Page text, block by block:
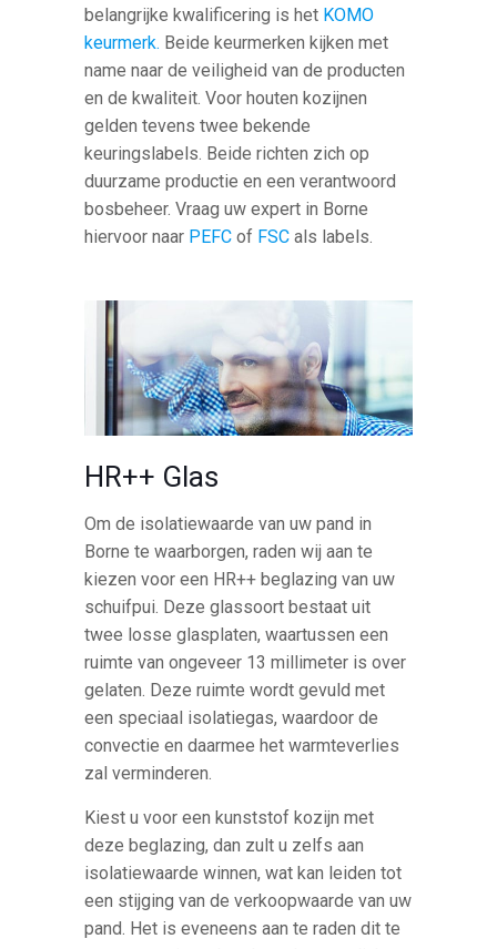
belangrijke kwalificering is het KOMO
keurmerk. Beide keurmerken kijken met
name naar de veiligheid van de producten
en de kwaliteit. Voor houten kozijnen
gelden tevens twee bekende
keuringslabels. Beide richten zich op
duurzame productie en een verantwoord
bosbeheer. Vraag uw expert in Borne
hiervoor naar PEFC of FSC als labels.
HR++ Glas
Om de isolatiewaarde van uw pand in
Borne te waarborgen, raden wij aan te
kiezen voor een HR++ beglazing van uw
schuifpui. Deze glassoort bestaat uit
twee losse glasplaten, waartussen een
ruimte van ongeveer 13 millimeter is over
gelaten. Deze ruimte wordt gevuld met
een speciaal isolatiegas, waardoor de
convectie en daarmee het warmteverlies
zal verminderen.
Kiest u voor een kunststof kozijn met
deze beglazing, dan zult u zelfs aan
isolatiewaarde winnen, wat kan leiden tot
een stijging van de verkoopwaarde van uw
pand. Het is eveneens aan te raden dit te